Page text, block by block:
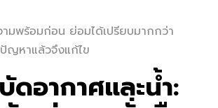
ามพร้อมก่อน ย่อมได้เปรียบมากกว่า
ปัญหาแล้วจึงแก้ไข
ดอากาศและน้ำ: